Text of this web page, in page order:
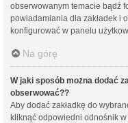
obserwowanym temacie bądź
powiadamiania dla zakładek i
konfigurować w panelu
Na górę
W jaki sposób można dodać
obserwować??
Aby dodać zakładkę do
kliknąć odpowiedni odnośnik w